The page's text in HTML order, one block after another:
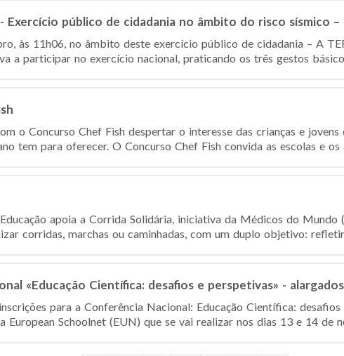
- Exercício público de cidadania no âmbito do risco sísmico –
às 11h06, no âmbito deste exercício público de cidadania – A
a participar no exercício nacional, praticando os três gestos
o Concurso Chef Fish despertar o interesse das crianças e jovens
tem para oferecer. O Concurso Chef Fish convida as escolas e os
apoia a Corrida Solidária, iniciativa da Médicos do
corridas, marchas ou caminhadas, com um duplo objetivo:
«Educação Científica: desafios e perspetivas» -
para a Conferência Nacional: Educação Científica:
European Schoolnet (EUN) que se vai realizar nos dias 13 e 14 de